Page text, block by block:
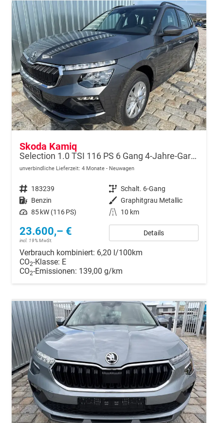
Skoda Kamiq
Selection 1.0 TSI 116 PS 6 Gang 4-Jahre-Garantie-Anhängerkupplung schwenkbar-Kessy-16" Alu-2-Zonen-Climatronic-Tempomat-LED-AppleCarPlay-AndroidAuto-Rückfahrkamera-2xPDC
unverbindliche Lieferzeit: 4 Monate Neuwagen
Fahrzeugnr. 183239 Getriebe Schalt. 6-Gang
Kraftstoff Benzin Außenfarbe Graphitgrau Metallic
Leistung 85 kW (116 PS) Kilometerstand 10 km
23.600,– €
incl. 19% MwSt.
Details
Verbrauch kombiniert: 6,20 l/100km
CO2-Klasse: E
CO2-Emissionen: 139,00 g/km